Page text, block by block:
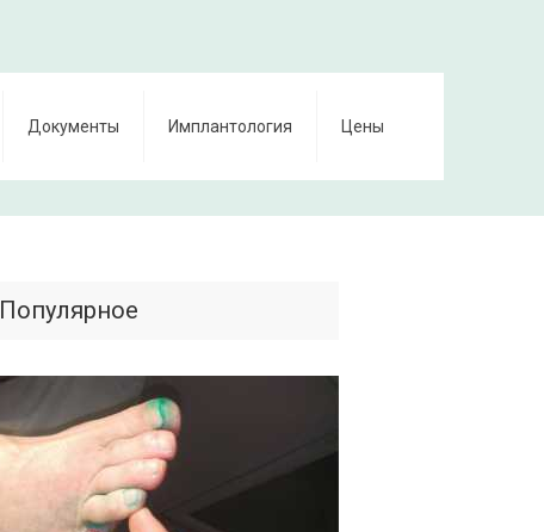
Документы Имплантология Цены
Популярное